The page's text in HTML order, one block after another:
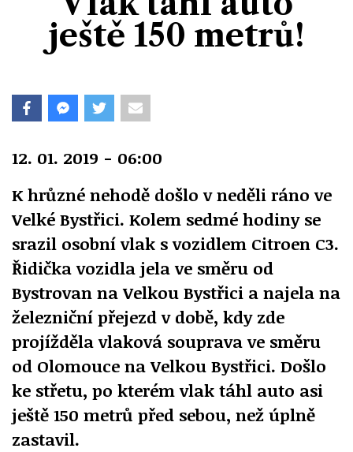
Krimi
Kultura
Společnost
Sport
Výstavy
Film
Ostatní
Zábava
Zajímavosti
Hokej
Atletika
Cyklistika
Motosport
Ostatní
Publicistika
Ankety
Glosy & Komentáře
ještě 150 metrů!
12. 01. 2019 - 06:00
K hrůzné nehodě došlo v neděli ráno ve
Velké Bystřici. Kolem sedmé hodiny se
srazil osobní vlak s vozidlem Citroen C3.
Řidička vozidla jela ve směru od
Bystrovan na Velkou Bystřici a najela na
železniční přejezd v době, kdy zde
projížděla vlaková souprava ve směru
od Olomouce na Velkou Bystřici. Došlo
ke střetu, po kterém vlak táhl auto asi
ještě 150 metrů před sebou, než úplně
zastavil.